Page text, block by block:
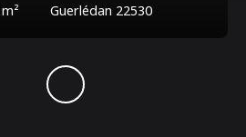
m² Guerlédan 22530